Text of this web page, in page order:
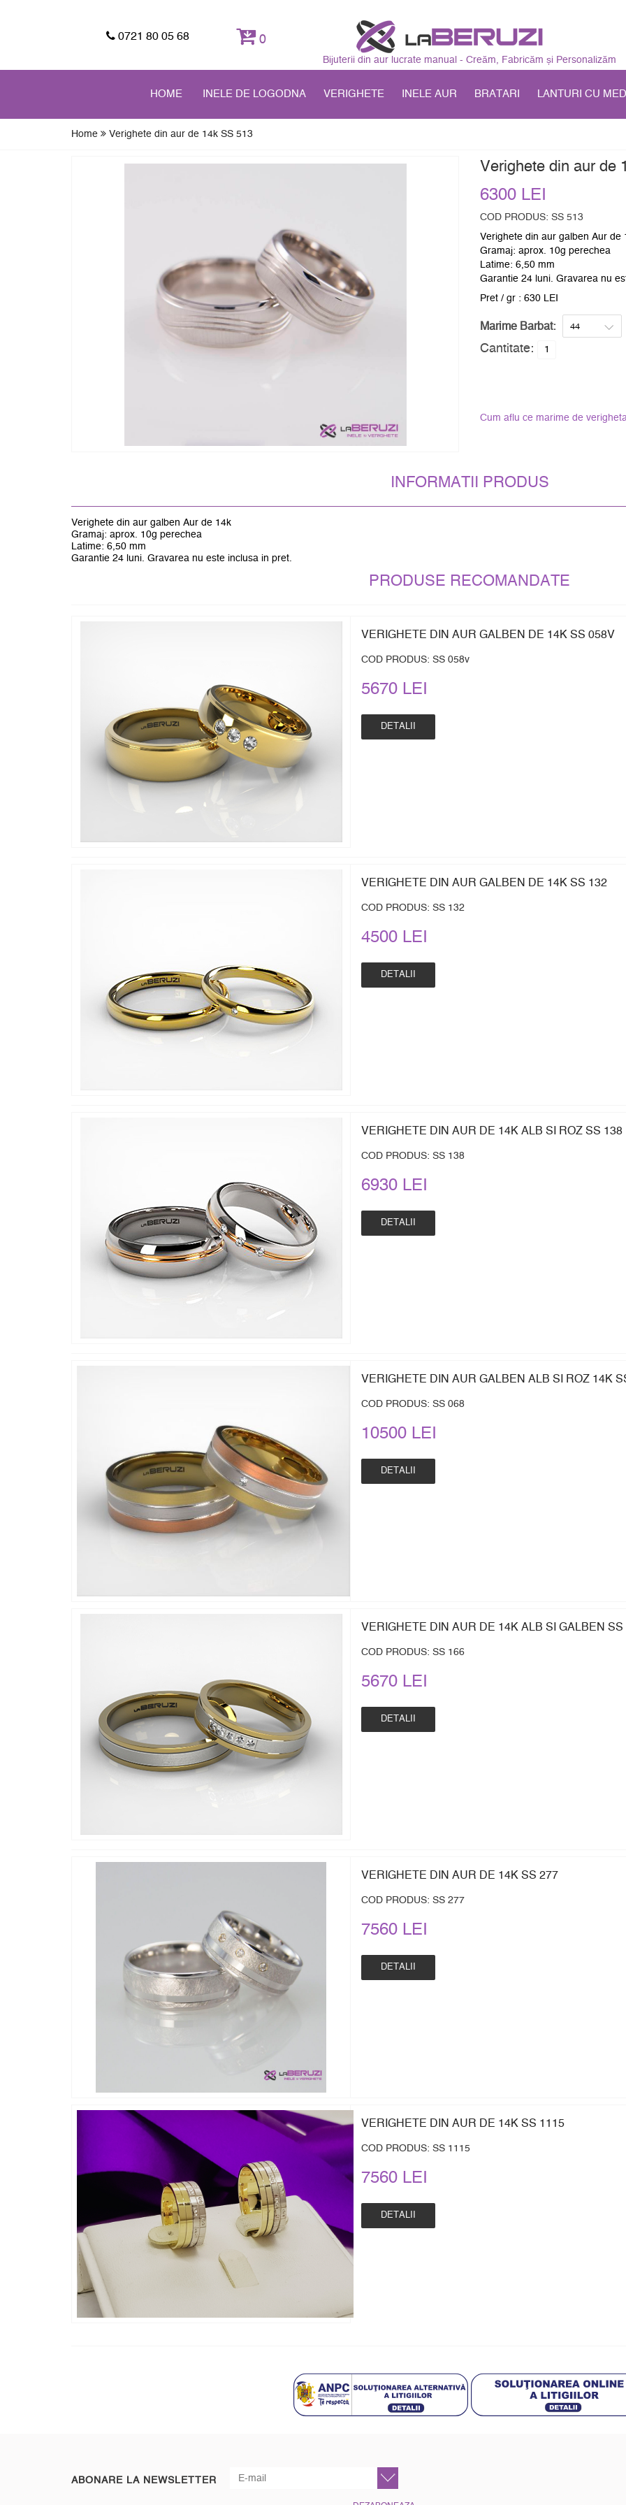
0721 80 05 68 0
Bijuterii din aur lucrate manual - Creăm, Fabricăm și Personalizăm
HOME INELE DE LOGODNA VERIGHETE INELE AUR BRATARI LANTURI CU
Home Verighete din aur de 14k SS 513
Verighete din aur de
6300 LEI
COD PRODUS: SS 513
Verighete din aur galben Aur de
Gramaj: aprox. 10g perechea
Latime: 6,50 mm
Garantie 24 luni. Gravarea nu
Pret / gr : 630 LEI
Marime Barbat:
Cantitate:
Cum aflu ce marime de
INFORMATII PRODUS
Verighete din aur galben Aur de 14k
Gramaj: aprox. 10g perechea
Latime: 6,50 mm
Garantie 24 luni. Gravarea nu este inclusa in pret.
PRODUSE RECOMANDATE
VERIGHETE DIN AUR GALBEN DE 14K SS 058V
COD PRODUS: SS 058v
5670 LEI
DETALII
VERIGHETE DIN AUR GALBEN DE 14K SS 132
COD PRODUS: SS 132
4500 LEI
DETALII
VERIGHETE DIN AUR DE 14K ALB SI ROZ SS 138
COD PRODUS: SS 138
6930 LEI
DETALII
VERIGHETE DIN AUR GALBEN ALB SI ROZ 14K
COD PRODUS: SS 068
10500 LEI
DETALII
VERIGHETE DIN AUR DE 14K ALB SI GALBEN SS
COD PRODUS: SS 166
5670 LEI
DETALII
VERIGHETE DIN AUR DE 14K SS 277
COD PRODUS: SS 277
7560 LEI
DETALII
VERIGHETE DIN AUR DE 14K SS 1115
COD PRODUS: SS 1115
7560 LEI
DETALII
ABONARE LA NEWSLETTER